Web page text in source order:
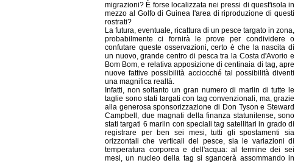
migrazioni? È forse localizzata nei pressi di quest'isola in
mezzo al Golfo di Guinea l'area di riproduzione di questi
rostrati?
La futura, eventuale, ricattura di un pesce targato in zona,
probabilmente ci fornirà le prove per condividere o
confutare queste osservazioni, certo è che la nascita di
un nuovo, grande centro di pesca tra la Costa d'Avorio e
Bom Bom, e relativa apposizione di centinaia di tag, apre
nuove fattive possibilità acciocché tal possibilità diventi
una magnifica realtà.
Infatti, non soltanto un gran numero di marlin di tutte le
taglie sono stati targati con tag convenzionali, ma, grazie
alla generosa sponsorizzazione di Don Tyson e Steward
Campbell, due magnati della finanza statunitense, sono
stati targati 6 marlin con speciali tag satellitari in grado di
registrare per ben sei mesi, tutti gli spostamenti sia
orizzontali che verticali del pesce, sia le variazioni di
temperatura corporea e dell'acqua: al termine dei sei
mesi, un nucleo della tag si sgancerà assommando in